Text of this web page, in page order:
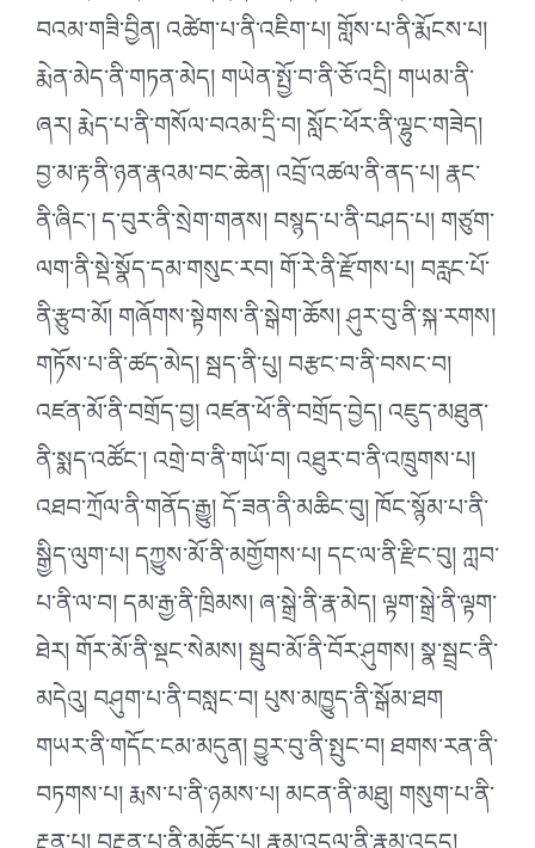
བའམ་གཟི་བྱིན། འཚེག་པ་ནི་འཇིག་པ། གློས་པ་ནི་རྨོངས་པ།
རྨེན་མེད་ནི་གཏན་མེད། གཡེན་སྤྱོ་བ་ནི་ཅོ་འདྲི། གཡམ་ནི་
ཞར། རྨེད་པ་ནི་གསོལ་བའམ་དྲི་བ། སློང་ཕོར་ནི་ལྷུང་གཟེད།
བྱ་མ་རྟ་ནི་ཉན་རྣའམ་བང་ཆེན། འབྲོ་འཚལ་ནི་ནད་པ། རྣང་
ནི་ཞིང༌། ད་བུར་ནི་སྲེག་གནས། བསྙད་པ་ནི་བཤད་པ། གཙུག་
ལག་ནི་སྡེ་སྣོད་དམ་གསུང་རབ། གོ་རེ་ནི་རྫོགས་པ། བརླང་པོ་
ནི་རྩུབ་མོ། གཞོགས་སྟེགས་ནི་སྒེག་ཆོས། ཤུར་བུ་ནི་སྐ་རགས།
གཏོས་པ་ནི་ཚད་མེད། སྦད་ནི་པུ། བརྩང་བ་ནི་བསང་བ།
འཛན་མོ་ནི་བགྲོད་བྱ། འཛན་ཕོ་ནི་བགྲོད་བྱེད། འཇུད་མཐུན་
ནི་སྨད་འཚོང༌། འགྲེ་བ་ནི་གཡོ་བ། འཐུར་བ་ནི་འཁྲུགས་པ།
འཐབ་ཀྲོལ་ནི་གནོད་རྒྱུ། དོ་ཟན་ནི་མཆིང་བུ། ཁོང་སྙོམ་པ་ནི་
སྒྱིད་ལུག་པ། དཀྱུས་མོ་ནི་མགྱོགས་པ། དང་ལ་ནི་རྫིང་བུ། ཀླབ་
པ་ནི་ལ་བ། དམ་རྒྱ་ནི་ཁྲིམས། ཞ་སྒྲེ་ནི་རྣ་མེད། ལྟག་སྒྲེ་ནི་ལྟག་
ཐེར། གོར་མོ་ནི་སྡང་སེམས། སྦུབ་མོ་ནི་བོར་ཤུགས། སྣ་སྦྲང་ནི་
མདེའུ། བཤུག་པ་ནི་བསླང་བ། པུས་མཁྱུད་ནི་སྒོམ་ཐག
གཡར་ནི་གདོང་ངམ་མདུན། བྱུར་བུ་ནི་སྤུང་བ། ཐགས་རན་ནི་
བཏགས་པ། རྨས་པ་ནི་ཉམས་པ། མངན་ནི་མཐུ། གསུག་པ་ནི་